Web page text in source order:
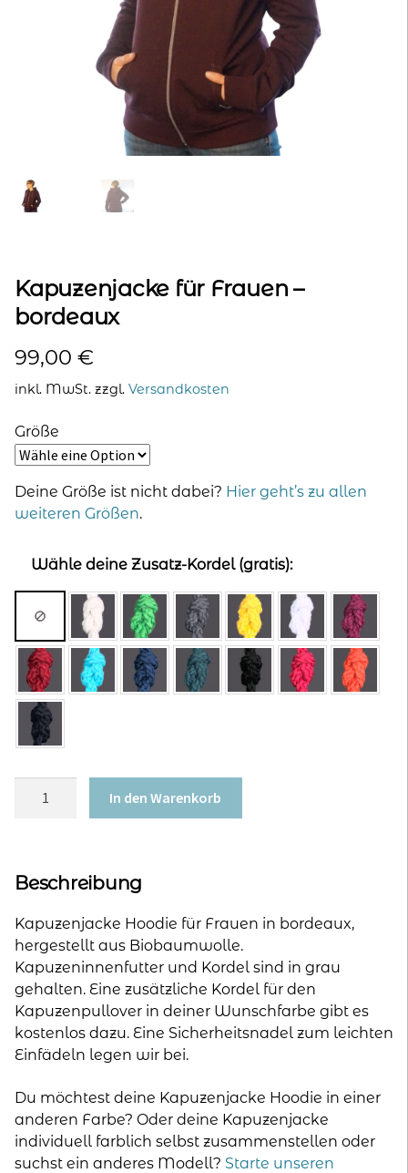
Kapuzenjacke für Frauen –
bordeaux
99,00 €
inkl. MwSt. zzgl. Versandkosten
Größe
Deine Größe ist nicht dabei? Hier geht’s zu allen
weiteren Größen.
Wähle deine Zusatz-Kordel (gratis):
bordeaux
In den Warenkorb
t
e
r
n
a
t
i
v
e
Beschreibung
Kapuzenjacke Hoodie für Frauen in bordeaux,
hergestellt aus Biobaumwolle.
Kapuzeninnenfutter und Kordel sind in grau
gehalten. Eine zusätzliche Kordel für den
Kapuzenpullover in deiner Wunschfarbe gibt es
kostenlos dazu. Eine Sicherheitsnadel zum leichten
Einfädeln legen wir bei.
Du möchtest deine Kapuzenjacke Hoodie in einer
anderen Farbe? Oder deine Kapuzenjacke
individuell farblich selbst zusammenstellen oder
suchst ein anderes Modell? Starte unseren